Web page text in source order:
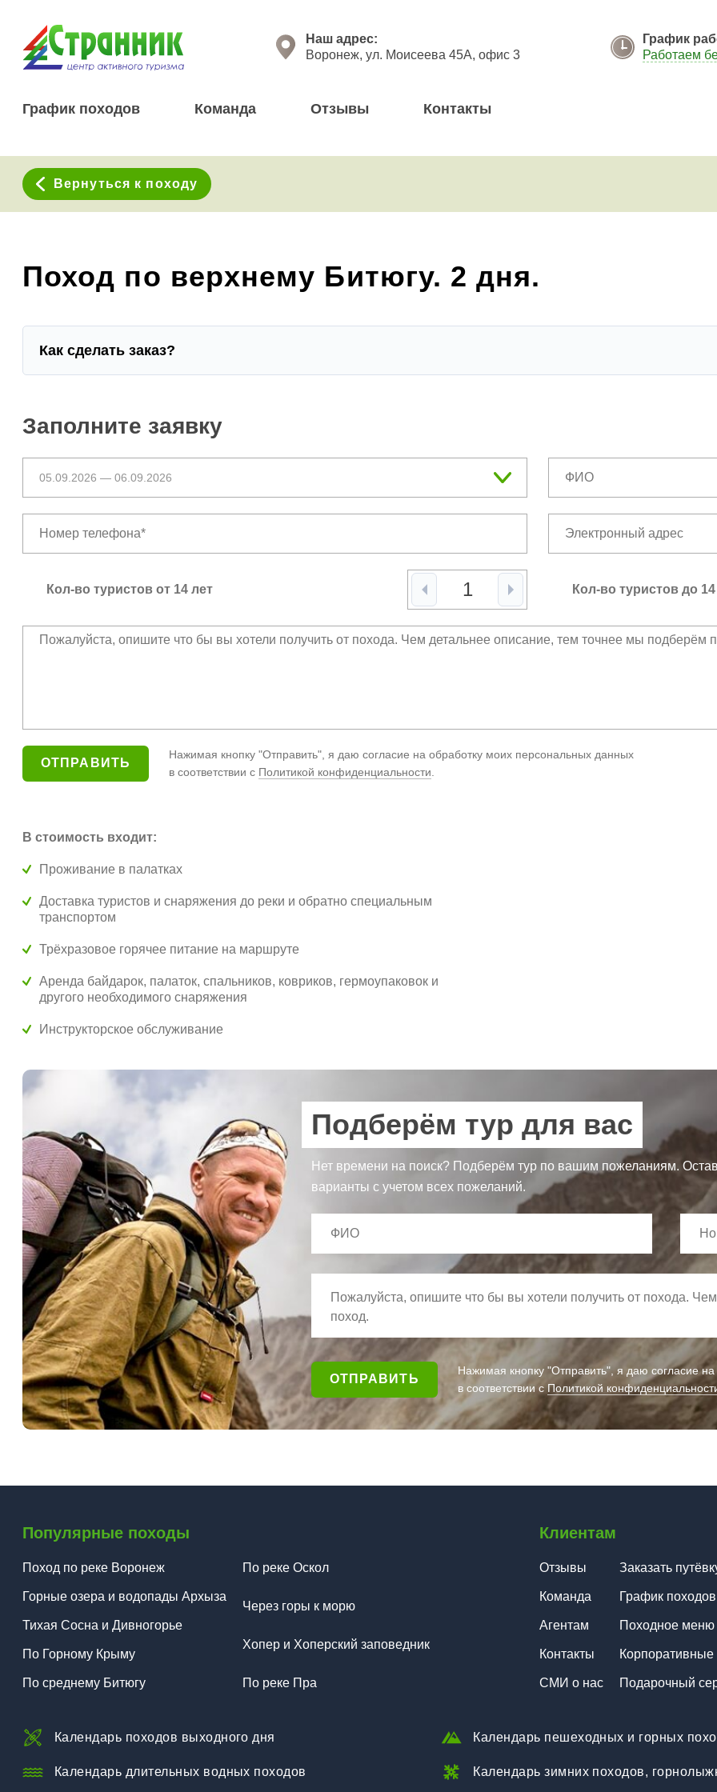
Наш адрес:
Воронеж, ул. Моисеева 45А, офис 3
График
Работаем
График походов Команда Отзывы Контакты
Вернуться к походу
Поход по верхнему Битюгу. 2 дня.
Как сделать заказ?
Заполните заявку
Кол-во туристов от 14 лет Кол-во туристов до
Нажимая кнопку "Отправить", я даю согласие на обработку моих персональных данных
в соответствии с Политикой конфиденциальности
В стоимость входит:
Проживание в палатках
Доставка туристов и снаряжения до реки и обратно специальным
транспортом
Трёхразовое горячее питание на маршруте
Аренда байдарок, палаток, спальников, ковриков, гермоупаковок и
другого необходимого снаряжения
Инструкторское обслуживание
Подберём тур для вас
Нет времени на поиск? Подберём тур по вашим пожеланиям.
варианты с учетом всех пожеланий.
Нажимая кнопку "Отправить", я даю согласие
в соответствии сПолитикой
Популярные походы
Поход по реке Воронеж
Горные озера и водопады Архыза
Тихая Сосна и Дивногорье
По Горному Крыму
По среднему Битюгу
По реке Оскол
Через горы к морю
Хопер и Хоперский заповедник
По реке Пра
Клиентам
Отзывы
Команда
Агентам
Контакты
СМИ о нас
Заказать
График походов
Походное меню
Подарочный
Календарь походов выходного дня Календарь пешеходных и горных
Календарь длительных водных походов Календарь зимних походов,